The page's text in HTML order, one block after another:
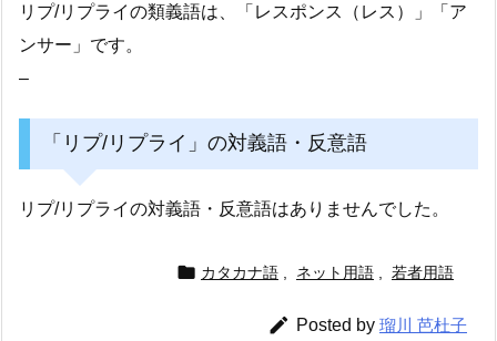
リプ/リプライの類義語は、「レスポンス（レス）」「ア
ンサー」です。
–
「リプ/リプライ」の対義語・反意語
リプ/リプライの対義語・反意語はありませんでした。
 カタカナ語 ネット用語 若者用語
 Posted by 瑠川 芭杜子